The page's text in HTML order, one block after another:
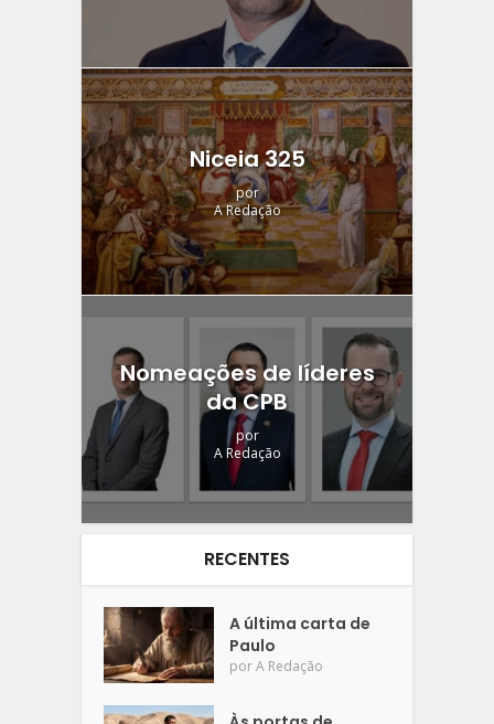
Niceia 325
por
A Redação
Nomeações de líderes
da CPB
por
A Redação
RECENTES
A última carta de
Paulo
porA Redação